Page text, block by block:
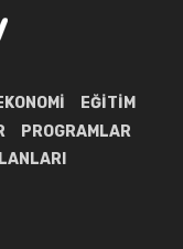
EĞITIM
PROGRAMLAR